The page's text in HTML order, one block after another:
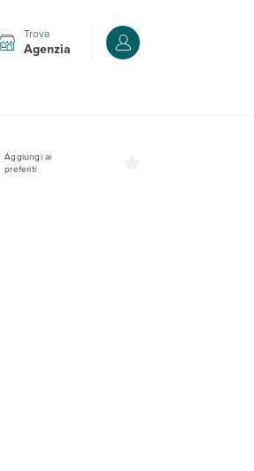
Trova
Agenzia Accedi o registrati
Aggiungi ai
preferiti